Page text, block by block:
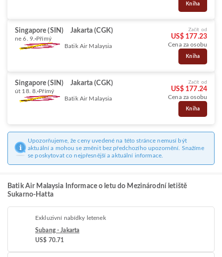
Kniha
Singapore (SIN) Jakarta (CGK)
ne 6. 9. Přímý
Batik Air Malaysia
Začít od
US$ 177.23
Cena za osobu
Kniha
Singapore (SIN) Jakarta (CGK)
út 18. 8. Přímý
Batik Air Malaysia
Začít od
US$ 177.24
Cena za osobu
Kniha
Upozorňujeme, že ceny uvedené na této stránce nemusí být
aktuální a mohou se změnit bez předchozího upozornění. Snažíme
se poskytovat co nejpřesnější a aktuální informace.
Batik Air Malaysia Informace o letu do Mezinárodní letiště
Sukarno-Hatta
Exkluzivní nabídky letenek
Subang - Jakarta
US$ 70.71